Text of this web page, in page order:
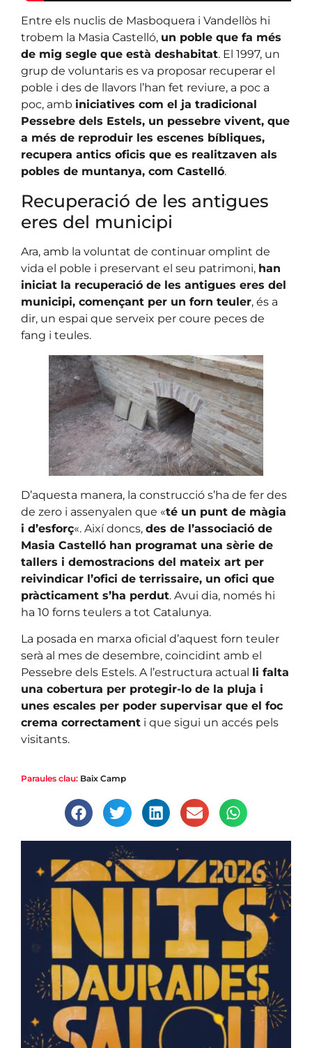
Entre els nuclis de Masboquera i Vandellòs hi
trobem la Masia Castelló, un poble que fa més
de mig segle que està deshabitat. El 1997, un
grup de voluntaris es va proposar recuperar el
poble i des de llavors l’han fet reviure, a poc a
poc, amb iniciatives com el ja tradicional
Pessebre dels Estels, un pessebre vivent, que
a més de reproduir les escenes bíbliques,
recupera antics oficis que es realitzaven als
pobles de muntanya, com Castelló.
Recuperació de les antigues
eres del municipi
Ara, amb la voluntat de continuar omplint de
vida el poble i preservant el seu patrimoni, han
iniciat la recuperació de les antigues eres del
municipi, començant per un forn teuler, és a
dir, un espai que serveix per coure peces de
fang i teules.
D’aquesta manera, la construcció s’ha de fer des
de zero i assenyalen que «té un punt de màgia
i d’esforç«. Així doncs, des de l’associació de
Masia Castelló han programat una sèrie de
tallers i demostracions del mateix art per
reivindicar l’ofici de terrissaire, un ofici que
pràcticament s’ha perdut. Avui dia, només hi
ha 10 forns teulers a tot Catalunya.
La posada en marxa oficial d’aquest forn teuler
serà al mes de desembre, coincidint amb el
Pessebre dels Estels. A l’estructura actual li falta
una cobertura per protegir-lo de la pluja i
unes escales per poder supervisar que el foc
crema correctament i que sigui un accés pels
visitants.
Paraules clau: Baix Camp